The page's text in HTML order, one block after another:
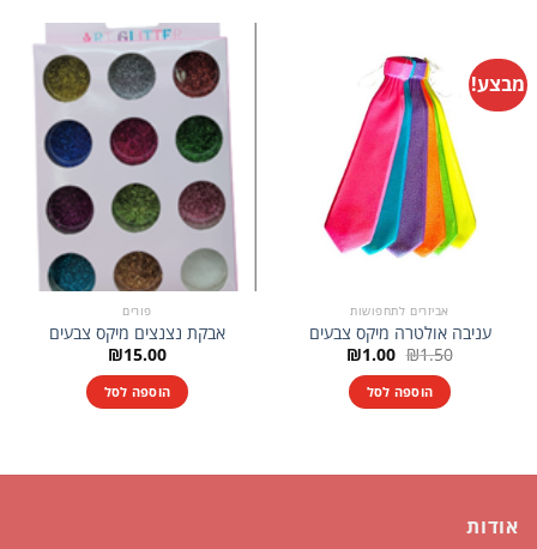
מבצע!
אביזרים לתחפושות
עניבה אולטרה מיקס צבעים
₪1.50 המחיר
המקורי
היה:
₪1.50.
₪1.00 המחיר
הנוכחי
הוספה לסל
פורים
אבקת נצנצים מיקס צבעים
₪15.00
הוספה לסל
אודות